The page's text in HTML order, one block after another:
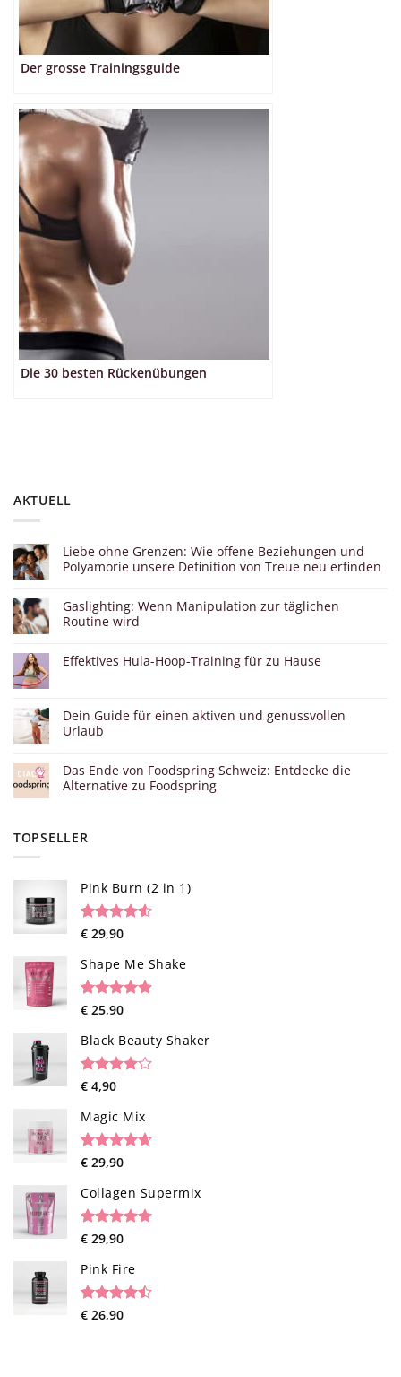
Der grosse Trainingsguide
Die 30 besten Rückenübungen
AKTUELL
Liebe ohne Grenzen: Wie offene Beziehungen und
Polyamorie unsere Definition von Treue neu erfinden
Gaslighting: Wenn Manipulation zur täglichen
Routine wird
Effektives Hula-Hoop-Training für zu Hause
Dein Guide für einen aktiven und genussvollen
Urlaub
Das Ende von Foodspring Schweiz: Entdecke die
Alternative zu Foodspring
TOPSELLER
Pink Burn (2 in 1)
Rated4.52
based on
96
customer
ratings
€ 29,90
Shape Me Shake
Rated4.85
based on
40
ratings
€ 25,90
Black Beauty Shaker
Rated
of 5
based on
1
customer
rating
€ 4,90
Magic Mix
Rated4.65
based on
34
customer
ratings
€ 29,90
Collagen Supermix
Rated4.73
based on
26
ratings
€ 29,90
Pink Fire
Rated
19
€ 26,90